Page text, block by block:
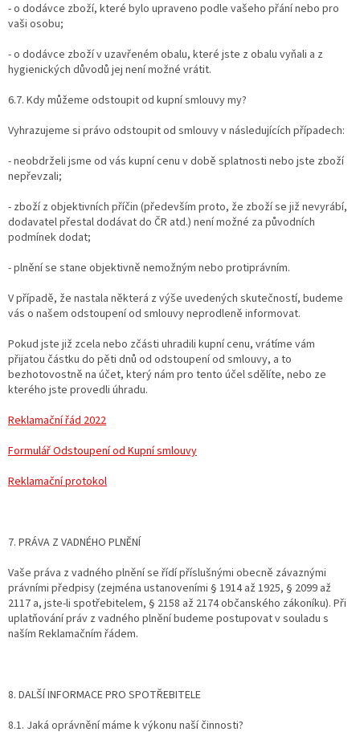
- o dodávce zboží, které bylo upraveno podle vašeho přání nebo pro
vaši osobu;
- o dodávce zboží v uzavřeném obalu, které jste z obalu vyňali a z
hygienických důvodů jej není možné vrátit.
6.7. Kdy můžeme odstoupit od kupní smlouvy my?
Vyhrazujeme si právo odstoupit od smlouvy v následujících případech:
- neobdrželi jsme od vás kupní cenu v době splatnosti nebo jste zboží
nepřevzali;
- zboží z objektivních příčin (především proto, že zboží se již nevyrábí,
dodavatel přestal dodávat do ČR atd.) není možné za původních
podmínek dodat;
- plnění se stane objektivně nemožným nebo protiprávním.
V případě, že nastala některá z výše uvedených skutečností, budeme
vás o našem odstoupení od smlouvy neprodleně informovat.
Pokud jste již zcela nebo zčásti uhradili kupní cenu, vrátíme vám
přijatou částku do pěti dnů od odstoupení od smlouvy, a to
bezhotovostně na účet, který nám pro tento účel sdělíte, nebo ze
kterého jste provedli úhradu.
Reklamační řád 2022
Formulář Odstoupení od Kupní smlouvy
Reklamační protokol
7. PRÁVA Z VADNÉHO PLNĚNÍ
Vaše práva z vadného plnění se řídí příslušnými obecně závaznými
právními předpisy (zejména ustanoveními § 1914 až 1925, § 2099 až
2117 a, jste-li spotřebitelem, § 2158 až 2174 občanského zákoníku). Při
uplatňování práv z vadného plnění budeme postupovat v souladu s
naším Reklamačním řádem.
8. DALŠÍ INFORMACE PRO SPOTŘEBITELE
8.1. Jaká oprávnění máme k výkonu naší činnosti?